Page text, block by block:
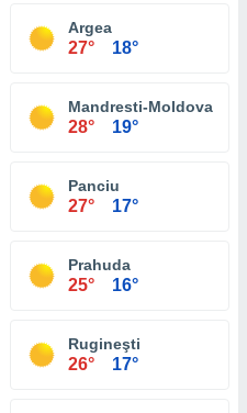
Argea
27° 18°
Mandresti-Moldova
28° 19°
Panciu
27° 17°
Prahuda
25° 16°
Rugineşti
26° 17°